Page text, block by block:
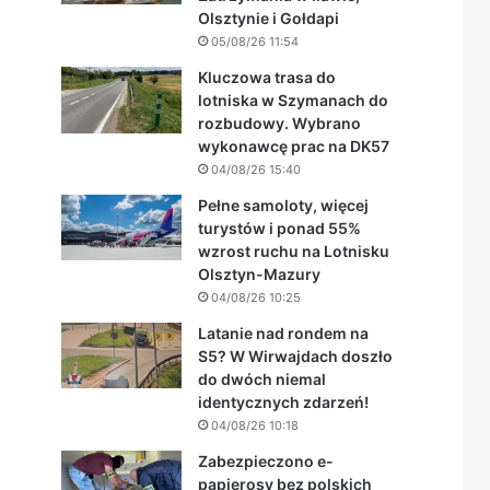
Olsztynie i Gołdapi
05/08/26 11:54
Kluczowa trasa do
lotniska w Szymanach do
rozbudowy. Wybrano
wykonawcę prac na DK57
04/08/26 15:40
Pełne samoloty, więcej
turystów i ponad 55%
wzrost ruchu na Lotnisku
Olsztyn-Mazury
04/08/26 10:25
Latanie nad rondem na
S5? W Wirwajdach doszło
do dwóch niemal
identycznych zdarzeń!
04/08/26 10:18
Zabezpieczono e-
papierosy bez polskich